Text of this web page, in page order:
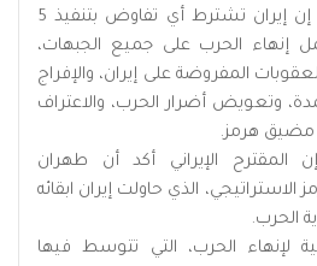
في المقابل، قالت الوكالة إن إيران تشترط أي تفاوض بتنفيذ 5
إنهاء الحرب على جميع الجبهات،
المفروضة على إيران، والإفراج
وتعويض أضرار الحرب، والاعتراف
مضيق هرمز.
المقترح الإيراني أكد أن طهران
الذي حاولت إيران ابقائه
الحرب.
لإنهاء ⁠الحرب، التي تتوسط فيها